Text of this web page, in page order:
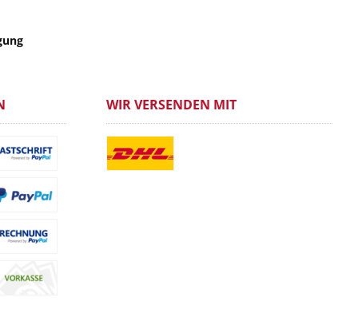
WIR VERSENDEN MIT